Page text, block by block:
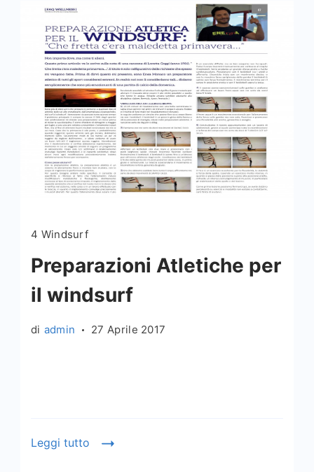
4 Windsurf
Preparazioni Atletiche per
il windsurf
di admin 27 Aprile 2017
Leggi tutto